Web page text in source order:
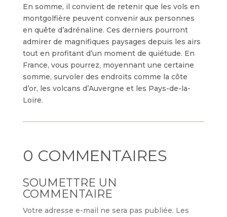
En somme, il convient de retenir que les vols en
montgolfière peuvent convenir aux personnes
en quête d’adrénaline. Ces derniers pourront
admirer de magnifiques paysages depuis les airs
tout en profitant d’un moment de quiétude. En
France, vous pourrez, moyennant une certaine
somme, survoler des endroits comme la côte
d’or, les volcans d’Auvergne et les Pays-de-la-
Loire.
0 COMMENTAIRES
SOUMETTRE UN
COMMENTAIRE
Votre adresse e-mail ne sera pas publiée. Les